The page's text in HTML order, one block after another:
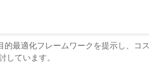
最適化フレームワークを提示し、コス
しています。